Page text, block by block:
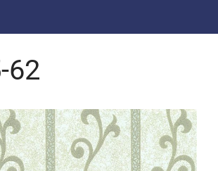
62